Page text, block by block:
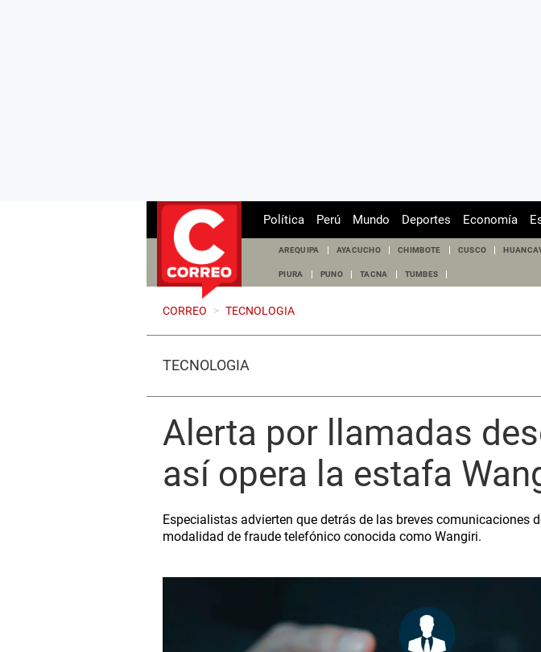
Política Perú Mundo Deportes Economía
AREQUIPA AYACUCHO CHIMBOTE CUSCO
PIURA PUNO TACNA TUMBES
CORREO > TECNOLOGIA
TECNOLOGÍA
Alerta por llamadas
así opera la estafa
Especialistas advierten que detrás de las breves comunicaciones
modalidad de fraude telefónico conocida como Wangiri.